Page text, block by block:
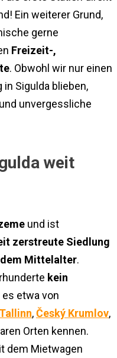
Ein weiterer Grund,
gerne
Freizeit-,
. Obwohl wir nur einen
in Sigulda blieben,
unvergessliche
weit
und ist
zerstreute Siedlung
dem Mittelalter.
kein
es etwa von
Tallinn,Český Krumlov,
Orten kennen.
dem Mietwagen